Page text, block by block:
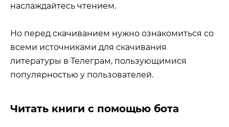
наслаждайтесь чтением.
Но перед скачиванием нужно ознакомиться со
всеми источниками для скачивания
литературы в Телеграм, пользующимися
популярностью у пользователей.
Читать книги с помощью бота